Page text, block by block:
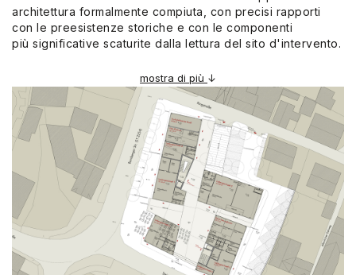
architettura formalmente compiuta, con precisi rapporti
con le preesistenze storiche e con le componenti
più significative scaturite dalla lettura del sito d'intervento.
mostra di più ↓